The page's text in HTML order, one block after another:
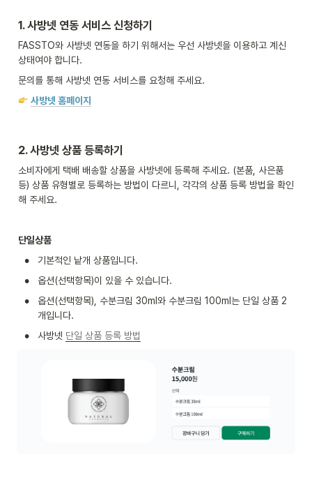
1. 사방넷 연동 서비스 신청하기
FASSTO와 사방넷 연동을 하기 위해서는 우선 사방넷을 이용하고 계신
상태여야 합니다.
문의를 통해 사방넷 연동 서비스를 요청해 주세요.
사방넷 홈페이지
2. 사방넷 상품 등록하기
소비자에게 택배 배송할 상품을 사방넷에 등록해 주세요. (본품, 사은품
등) 상품 유형별로 등록하는 방법이 다르니, 각각의 상품 등록 방법을 확인
해 주세요.
단일상품
• 기본적인 낱개 상품입니다.
• 옵션(선택항목)이 있을 수 있습니다.
•
옵션(선택항목), 수분크림 30ml와 수분크림 100ml는 단일 상품 2
개입니다.
• 사방넷 단일 상품 등록 방법